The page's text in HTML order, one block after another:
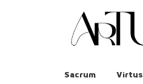
Sacrum Virtus